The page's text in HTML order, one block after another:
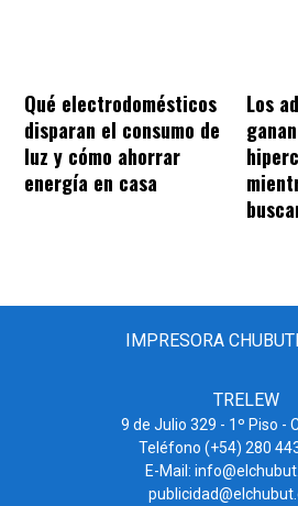
Qué electrodomésticos
disparan el consumo de
luz y cómo ahorrar
energía en casa
Los
IMPRESORA
TRELEW
9 de Julio 329 - 1º Piso -
Teléfono (+54) 280
E-Mail: